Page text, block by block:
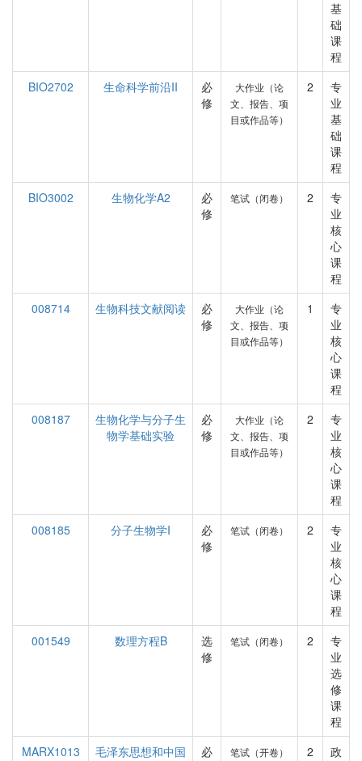
基
础
课
程
BIO2702
生命科学前沿II
必
修
大作业（论
文、报告、项
目或作品等）
2
专
业
基
础
课
程
BIO3002
生物化学A2
必
修
笔试（闭卷） 2
专
业
核
心
课
程
008714
生物科技文献阅读
必
修
大作业（论
文、报告、项
目或作品等）
1
专
业
核
心
课
程
008187
生物化学与分子生
物学基础实验
必
修
大作业（论
文、报告、项
目或作品等）
2
专
业
核
心
课
程
008185
分子生物学I
必
修
笔试（闭卷） 2
专
业
核
心
课
程
001549
数理方程B
选
修
笔试（闭卷） 2
专
业
选
修
课
程
MARX1013
毛泽东思想和中国
必
笔试（开卷） 2
政